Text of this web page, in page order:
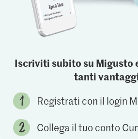
Iscriviti subito su Migusto
tanti
Registrati con il login
Collega il tuo conto